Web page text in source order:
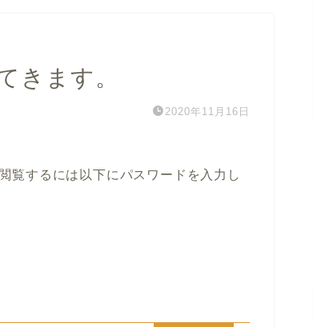
きます。
2020年11月16日
覧するには以下にパスワードを入力し